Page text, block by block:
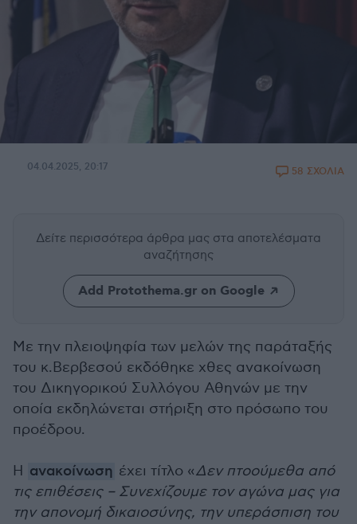
04.04.2025, 20:17 58 ΣΧΟΛΙΑ
Δείτε περισσότερα άρθρα μας στα αποτελέσματα
αναζήτησης
Add Protothema.gr on Google
Με την πλειοψηφία των μελών της παράταξής
του κ.Βερβεσού εκδόθηκε χθες ανακοίνωση
του Δικηγορικού Συλλόγου Αθηνών με την
οποία εκδηλώνεται στήριξη στο πρόσωπο του
προέδρου.
Η ανακοίνωση έχει τίτλο «Δεν πτοούμεθα από
τις επιθέσεις – Συνεχίζουμε τον αγώνα μας για
την απονομή δικαιοσύνης, την υπεράσπιση του